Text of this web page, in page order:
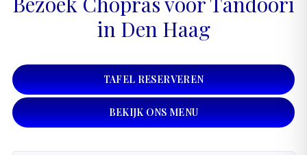
in Den Haag
TAFEL RESERVEREN
BEKIJK ONS MENU